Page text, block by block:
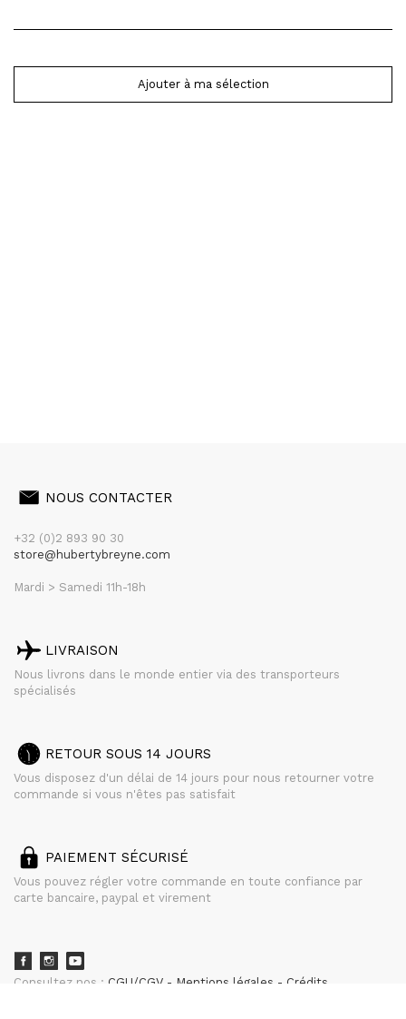
Ajouter à ma sélection
NOUS CONTACTER
+32 (0)2 893 90 30
store@hubertybreyne.com
Mardi > Samedi 11h-18h
LIVRAISON
Nous livrons dans le monde entier via des transporteurs
spécialisés
RETOUR SOUS 14 JOURS
Vous disposez d'un délai de 14 jours pour nous retourner votre
commande si vous n'êtes pas satisfait
PAIEMENT SÉCURISÉ
Vous pouvez régler votre commande en toute confiance par
carte bancaire, paypal et virement
Consultez nos : CGU/CGV Mentions légales
Crédits